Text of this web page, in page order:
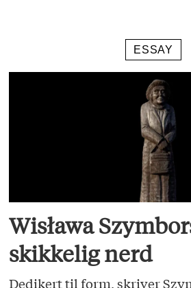
ESSAY
Wisława
skikkelig nerd
Dedikert til form, skriver